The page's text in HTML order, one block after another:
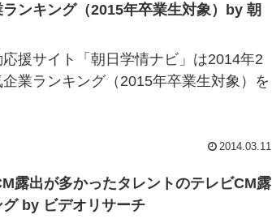
ンキング（2015年卒業生対象）by 朝
援サイト「朝日学情ナビ」は2014年2
企業ランキング（2015年卒業生対象）を
2014.03.11
露出が多かったタレントのテレビCM露
出量ランキング by ビデオリサーチ